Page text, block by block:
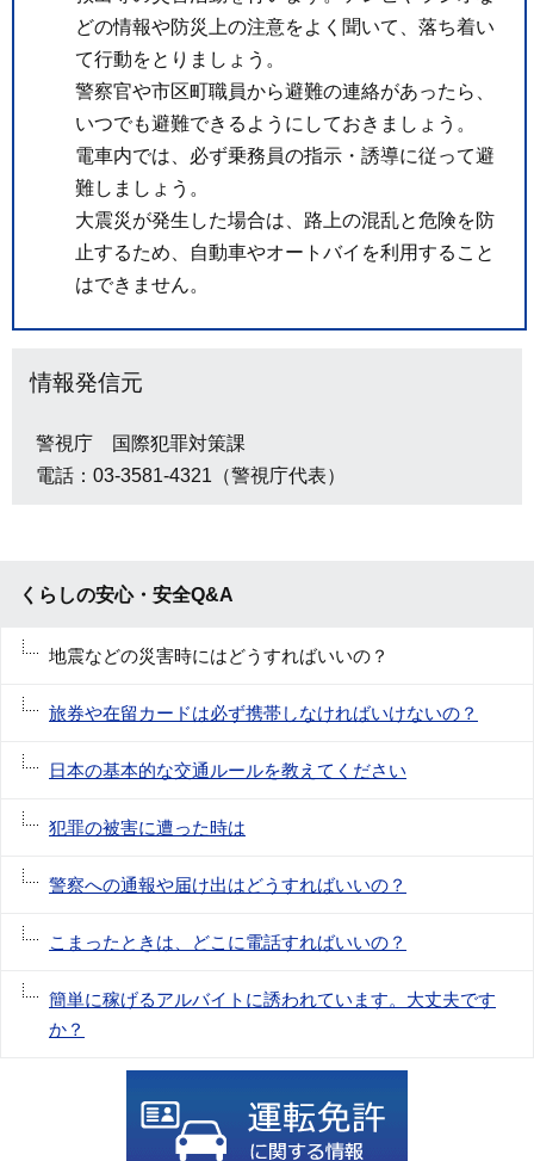
どの情報や防災上の注意をよく聞いて、落ち着い
て行動をとりましょう。
警察官や市区町職員から避難の連絡があったら、
いつでも避難できるようにしておきましょう。
電車内では、必ず乗務員の指示・誘導に従って避
難しましょう。
大震災が発生した場合は、路上の混乱と危険を防
止するため、自動車やオートバイを利用すること
はできません。
情報発信元
警視庁 国際犯罪対策課
電話：03-3581-4321（警視庁代表）
くらしの安心・安全Q&A
地震などの災害時にはどうすればいいの？
旅券や在留カードは必ず携帯しなければいけないの？
日本の基本的な交通ルールを教えてください
犯罪の被害に遭った時は
警察への通報や届け出はどうすればいいの？
こまったときは、どこに電話すればいいの？
簡単に稼げるアルバイトに誘われています。大丈夫です
か？